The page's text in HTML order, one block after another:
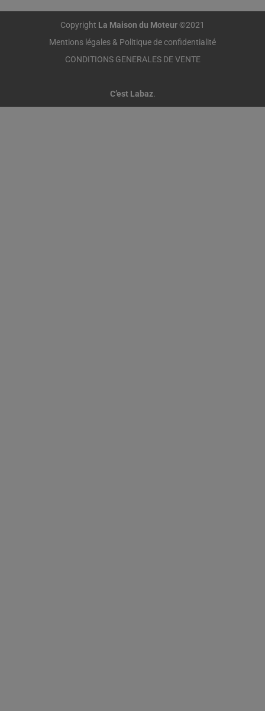
Copyright La Maison du Moteur©2021
Mentions légales & Politique de confidentialité
CONDITIONS GENERALES DE VENTE
C’est Labaz.